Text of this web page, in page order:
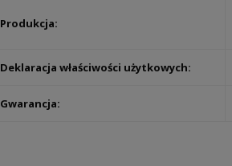
Produkcja:
Deklaracja właściwości użytkowych:
Gwarancja: